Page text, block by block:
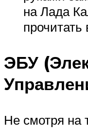
на Лада
прочитать
ЭБУ
Не смотря на